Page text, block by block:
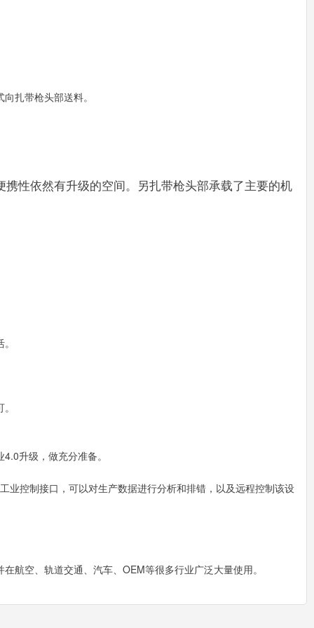
扎带枪头部送料。
性依然有升级的空间。另扎带枪头部承载了主要的机
升级，做充分准备。
业控制接口，可以对生产数据进行分析和排错，以及远程控制该设
航空、轨道交通、汽车、OEM等很多行业广泛大量使用。